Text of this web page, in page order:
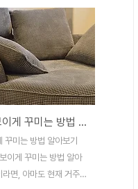
저도 자취를 시작한 첫해
서 반복되는 일상이 무
요. 그러다 조금씩 인테
기분 전환의 경험은 정
글에서는 실제로 도움
전환 아이디어들을 세
요. 큰돈을 들이지 않아
금만 들이면 충분히 만
합니다.조명으로 분위
법조..
작은 방 넓어 보이게 꾸미는 방법 알아보기
꾸미는 방법 알아보기
이게 꾸미는 방법 알아
면, 아마도 현재 거주